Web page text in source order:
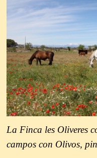
La Finca les Oliveres
campos con Olivos,